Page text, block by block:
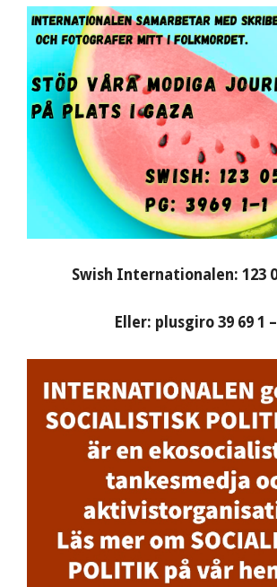
Swish Internationalen: 123
Eller: plusgiro 39 69 1